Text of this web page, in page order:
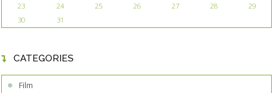
23
24 25 26 27 28
29
30
31
CATEGORIES
Film